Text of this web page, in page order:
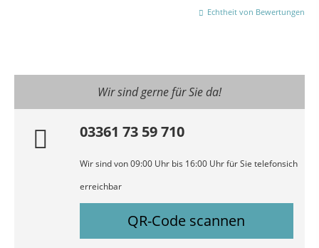
Echtheit von Bewertungen
Wir sind gerne für Sie da!
03361 73 59 710
Wir sind von 09:00 Uhr bis 16:00 Uhr für Sie telefonsich
erreichbar
QR-Code scannen